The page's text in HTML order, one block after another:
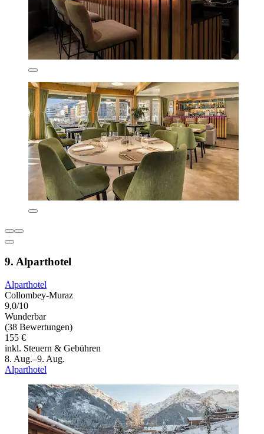
9. Alparthotel
Alparthotel
Collombey-Muraz
9,0/10
Wunderbar
(38 Bewertungen)
155 €
inkl. Steuern & Gebühren
8. Aug.–9. Aug.
Alparthotel